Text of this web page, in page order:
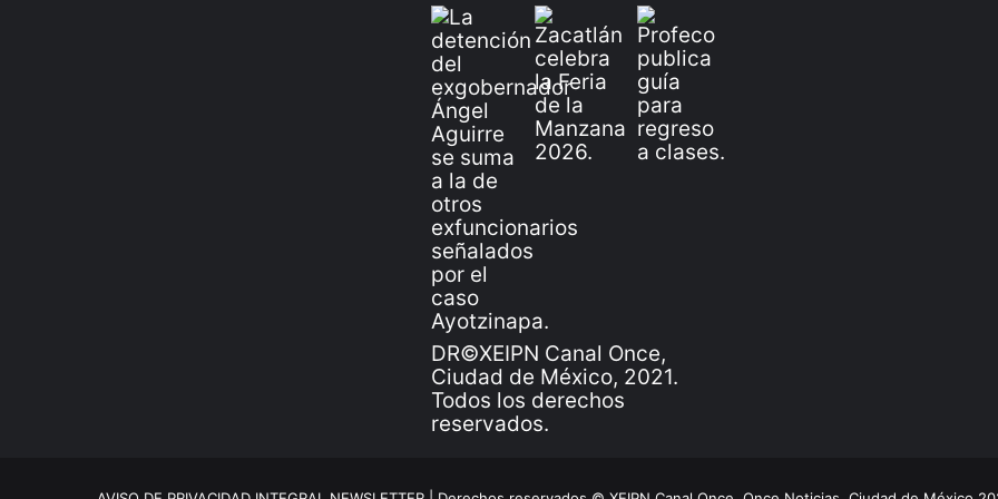
DR©XEIPN Canal Once,
Ciudad de México, 2021.
Todos los derechos
reservados.